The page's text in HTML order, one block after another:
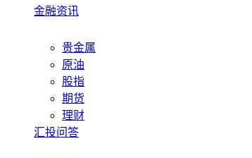
金融资讯
贵金属
原油
股指
期货
理财
汇投问答